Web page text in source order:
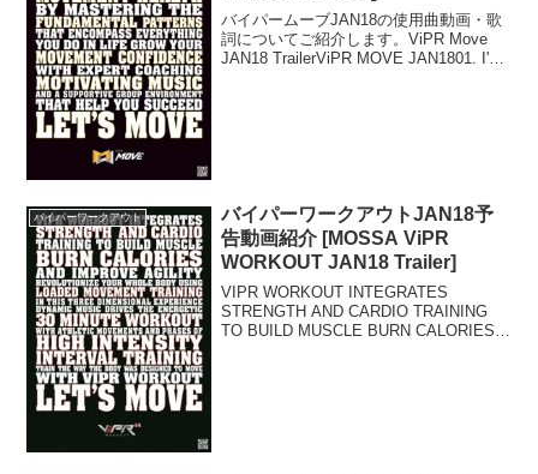
バイパームーブJAN18の使用曲動画・歌
詞についてご紹介します。ViPR Move
JAN18 TrailerViPR MOVE JAN1801. I'm
バイパーワークアウト
バイパーワークアウトJAN18予
告動画紹介 [MOSSA ViPR
WORKOUT JAN18 Trailer]
VIPR WORKOUT INTEGRATES
STRENGTH AND CARDIO TRAINING
TO BUILD MUSCLE BURN CALORIES